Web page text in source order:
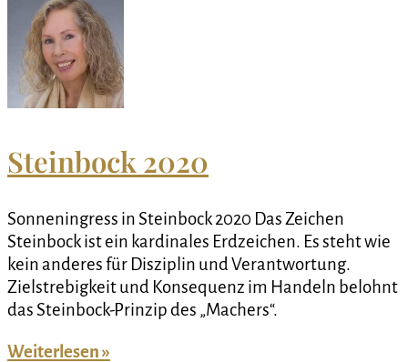
Steinbock 2020
Sonneningress in Steinbock 2020 Das Zeichen
Steinbock ist ein kardinales Erdzeichen. Es steht wie
kein anderes für Disziplin und Verantwortung.
Zielstrebigkeit und Konsequenz im Handeln belohnt
das Steinbock-Prinzip des „Machers“.
Weiterlesen »